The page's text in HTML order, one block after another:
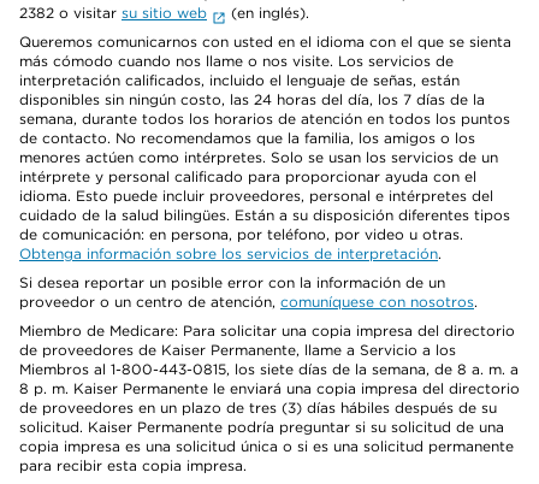
2382 o visitar su sitio web
(en inglés).
Queremos comunicarnos con usted en el idioma con el que se sienta
más cómodo cuando nos llame o nos visite. Los servicios de
interpretación calificados, incluido el lenguaje de señas, están
disponibles sin ningún costo, las 24 horas del día, los 7 días de la
semana, durante todos los horarios de atención en todos los puntos
de contacto. No recomendamos que la familia, los amigos o los
menores actúen como intérpretes. Solo se usan los servicios de un
intérprete y personal calificado para proporcionar ayuda con el
idioma. Esto puede incluir proveedores, personal e intérpretes del
cuidado de la salud bilingües. Están a su disposición diferentes tipos
de comunicación: en persona, por teléfono, por video u otras.
Obtenga información sobre los servicios de interpretación.
Si desea reportar un posible error con la información de un
proveedor o un centro de atención, comuníquese con nosotros.
Miembro de Medicare: Para solicitar una copia impresa del directorio
de proveedores de Kaiser Permanente, llame a Servicio a los
Miembros al 1-800-443-0815, los siete días de la semana, de 8 a. m. a
8 p. m. Kaiser Permanente le enviará una copia impresa del directorio
de proveedores en un plazo de tres (3) días hábiles después de su
solicitud. Kaiser Permanente podría preguntar si su solicitud de una
copia impresa es una solicitud única o si es una solicitud permanente
para recibir esta copia impresa.